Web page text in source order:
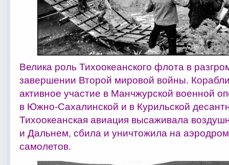
Велика роль Тихоокеанского флота в
завершении Второй мировой войны.
активное участие в Манчжурской военной
в Южно-Сахалинской и в Курильской
Тихоокеанская авиация высаживала
и Дальнем, сбила и уничтожила на
самолетов.